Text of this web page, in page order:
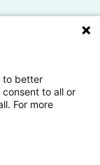
to better
to all or
For more